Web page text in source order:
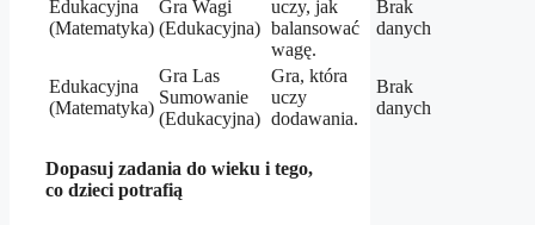
Edukacyjna
(Matematyka)
Gra Wagi
(Edukacyjna)
uczy, jak
balansować
wagę.
Brak
danych
Edukacyjna
(Matematyka)
Gra Las
Sumowanie
(Edukacyjna)
Gra, która
uczy
dodawania.
Brak
danych
Dopasuj zadania do wieku i tego,
co dzieci potrafią